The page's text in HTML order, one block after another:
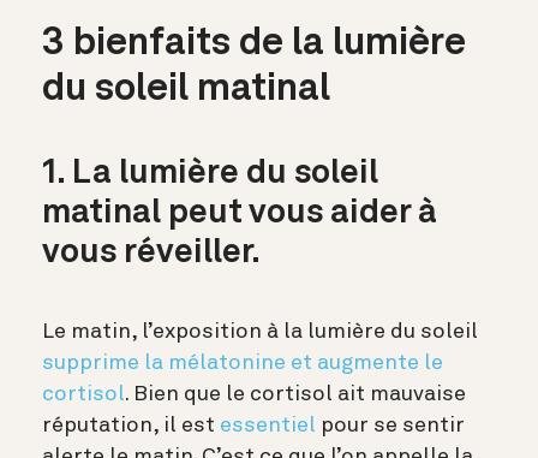
3 bienfaits de la lumière
du soleil matinal
1. La lumière du soleil
matinal peut vous aider à
vous réveiller.
Le matin, l’exposition à la lumière du soleil
supprime la mélatonine et augmente le
cortisol. Bien que le cortisol ait mauvaise
réputation, il est essentiel pour se sentir